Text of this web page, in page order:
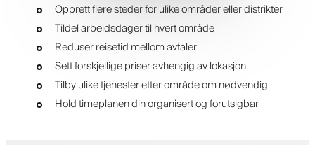
Opprett flere steder for ulike områder eller distrikter
Tildel arbeidsdager til hvert område
Reduser reisetid mellom avtaler
Sett forskjellige priser avhengig av lokasjon
Tilby ulike tjenester etter område om nødvendig
Hold timeplanen din organisert og forutsigbar